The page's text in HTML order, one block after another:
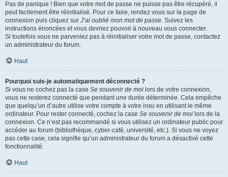
Pas de panique ! Bien que votre mot de passe ne puisse pas être récupéré, il
peut facilement être réinitialisé. Pour ce faire, rendez vous sur la page de
connexion puis cliquez sur J’ai oublié mon mot de passe. Suivez les
instructions énoncées et vous devriez pouvoir à nouveau vous connecter.
Si toutefois vous ne parveniez pas à réinitialiser votre mot de passe, contactez
un administrateur du forum.
Haut
Pourquoi suis-je automatiquement déconnecté ?
Si vous ne cochez pas la case Se souvenir de moi lors de votre connexion,
vous ne resterez connecté que pendant une durée déterminée. Cela empêche
que quelqu’un d’autre utilise votre compte à votre insu en utilisant le même
ordinateur. Pour rester connecté, cochez la case Se souvenir de moi lors de la
connexion. Ce n’est pas recommandé si vous utilisez un ordinateur public pour
accéder au forum (bibliothèque, cyber-café, université, etc.). Si vous ne voyez
pas cette case, cela signifie qu’un administrateur du forum a désactivé cette
fonctionnalité.
Haut